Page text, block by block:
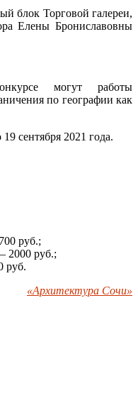
блок Торговой галереи,
Елены Брониславовны
могут работы
по географии как
сентября 2021 года.
руб.;
2000 руб.;
руб.
«Архитектура Сочи»